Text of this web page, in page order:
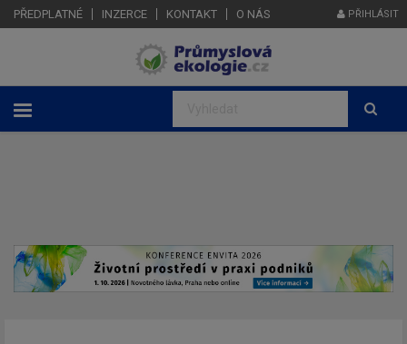
PŘEDPLATNÉ INZERCE KONTAKT O NÁS PŘIHLÁSIT